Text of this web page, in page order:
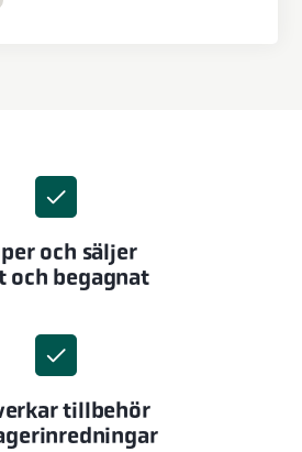
och säljer
och begagnat
tillbehör